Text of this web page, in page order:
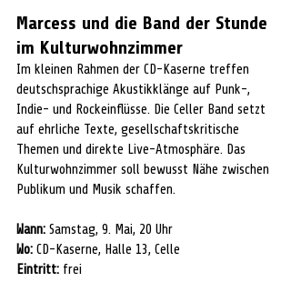
Marcess und die Band der Stunde
im Kulturwohnzimmer
Im kleinen Rahmen der CD-Kaserne treffen
deutschsprachige Akustikklänge auf Punk-,
Indie- und Rockeinflüsse. Die Celler Band setzt
auf ehrliche Texte, gesellschaftskritische
Themen und direkte Live-Atmosphäre. Das
Kulturwohnzimmer soll bewusst Nähe zwischen
Publikum und Musik schaffen.
Wann: Samstag, 9. Mai, 20 Uhr
Wo: CD-Kaserne, Halle 13, Celle
Eintritt: frei